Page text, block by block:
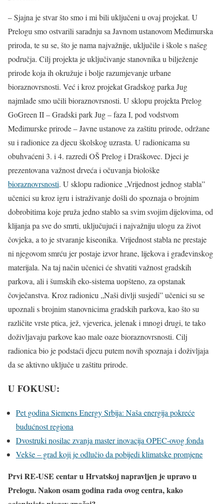
– Sjajna je stvar što smo i mi bili uključeni u ovaj projekat. U
Prelogu smo ostvarili saradnju sa Javnom ustanovom Međimurska
priroda, te su se, što je nama najvažnije, uključile i škole s našeg
područja. Cilj projekta je uključivanje stanovnika u bilježenje
prirode koja ih okružuje i bolje razumjevanje urbane
bioraznovrsnosti. Već i kroz projekat Gradskog parka Jug
najmlađe smo učili bioraznovrsnosti. U sklopu projekta Prelog
GoGreen II – Gradski park Jug – faza I, pod vodstvom
Međimurske prirode – Javne ustanove za zaštitu prirode, održane
su i radionice za djecu školskog uzrasta. U radionicama su
obuhvaćeni 3. i 4. razredi OŠ Prelog i Draškovec. Djeci je
prezentovana važnost drveća i očuvanja biološke
bioraznovrsnosti. U sklopu radionice „Vrijednost jednog stabla”
učenici su kroz igru i istraživanje došli do spoznaja o brojnim
dobrobitima koje pruža jedno stablo sa svim svojim dijelovima, od
klijanja pa sve do smrti, uključujući i najvažniju ulogu za život
čovjeka, a to je stvaranje kiseonika. Vrijednost stabla ne prestaje
ni njegovom smrću jer postaje izvor hrane, lijekova i građevinskog
materijala. Na taj način učenici će shvatiti važnost gradskih
parkova, ali i šumskih eko-sistema uopšteno, za opstanak
čovječanstva. Kroz radionicu „Naši divlji susjedi” učenici su se
upoznali s brojnim stanovnicima gradskih parkova, kao što su
različite vrste ptica, jež, vjeverica, jelenak i mnogi drugi, te tako
doživljavaju parkove kao male oaze bioraznovrsnosti. Cilj
radionica bio je podstaći djecu putem novih spoznaja i doživljaja
da se aktivno uključe u zaštitu prirode.
U FOKUSU:
Pet godina Siemens Energy Srbija: Naša energija pokreće
budućnost regiona
Dvostruki nosilac zvanja master inovacija OPEC-ovog fonda
Vekše – grad koji je odlučio da pobijedi klimatske promjene
Prvi RE-USE centar u Hrvatskoj napravljen je upravo u
Prelogu. Nakon osam godina rada ovog centra, kako